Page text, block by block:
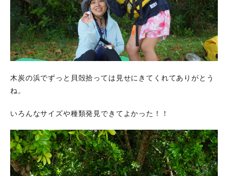
木炭の浜でずっと貝殻拾っては見せにきてくれてありがとう
ね。
いろんなサイズや種類発見できてよかった！！